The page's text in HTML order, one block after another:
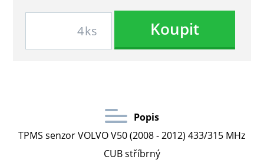
ks Koupit
Popis
TPMS senzor VOLVO V50 (2008 - 2012) 433/315 MHz
CUB stříbrný